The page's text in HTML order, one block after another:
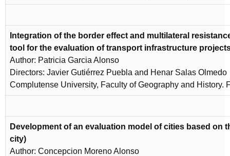
Integration of the border effect and multilateral
tool for the evaluation of transport infrastructure
Author: Patricia Garcia Alonso
Directors: Javier Gutiérrez Puebla and Henar Salas Olmedo
Complutense University, Faculty of Geography and History.
Development of an evaluation model of cities based on
city)
Author: Concepcion Moreno Alonso